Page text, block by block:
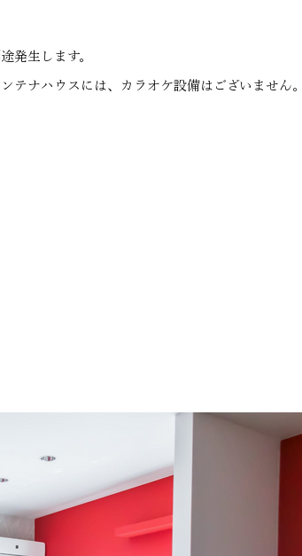
発生します。​
テナハウスには、カラオケ設備はございません